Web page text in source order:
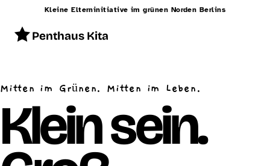
Kleine Elterninitiative im grünen Norden Berlins
Penthaus Kita
Konzept
Betreuung
Alltag
Mitten im Grünen. Mitten im Leben.
Klein sein.